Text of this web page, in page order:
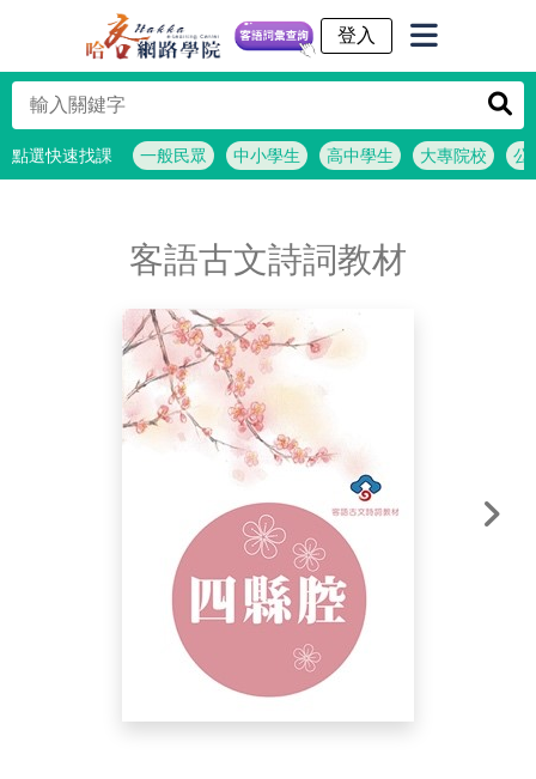
客語詞彙查詢
點選快速找課 一般民眾 中小學生 高中學生 大專院校 公
客語古文詩詞教材